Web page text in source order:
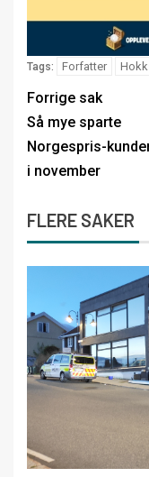
Tags: Forfatter
Forrige sak
Så mye sparte
Norgespris-
i november
FLERE SAKER